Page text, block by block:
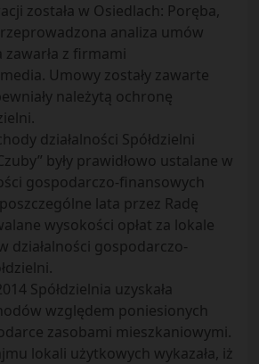
została w Osiedlach: Poręba,
analiza umów
zawarła z firmami
Umowy zostały zawarte
należytą ochronę
działalności Spółdzielni
były prawidłowo ustalane w
gospodarczo-finansowych
lata przez Radę
wysokości opłat za lokale
działalności gospodarczo-
Spółdzielnia uzyskała
względem poniesionych
zasobami mieszkaniowymi.
lokali użytkowych wykazała, iż